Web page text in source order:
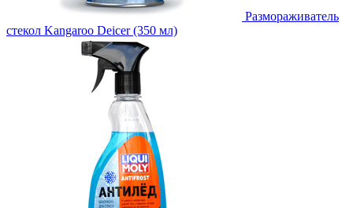
Размораживатель
стекол Kangaroo Deicer (350 мл)